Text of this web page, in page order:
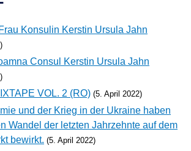
Konsulin Kerstin Ursula Jahn
Consul Kerstin Ursula Jahn
VOL. 2 (RO) (5. April 2022)
und der Krieg in der Ukraine haben
Wandel der letzten Jahrzehnte auf dem
bewirkt. (5. April 2022)